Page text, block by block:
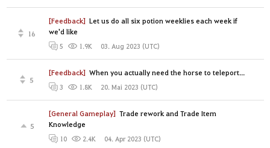
[Feedback] Let us do all six potion weeklies each week if
we'd like
16
5 1.9K 03. Aug 2023 (UTC)
[Feedback] When you actually need the horse to teleport...
5
3 1.8K 20. Mai 2023 (UTC)
[General Gameplay] Trade rework and Trade Item
Knowledge
5
10 2.4K 04. Apr 2023 (UTC)